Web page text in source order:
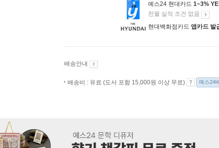
예스24 현대카드 1~3%
전월 실적 조건 없음
현대백화점카드 앱카드 발
배송안내
배송비 : 유료 (도서 포함 15,000원 이상 무료) 예스24